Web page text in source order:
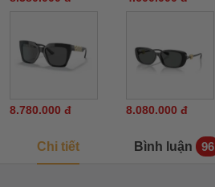
8.780.000 đ 8.080.000 đ
Chi tiết Bình luận 96